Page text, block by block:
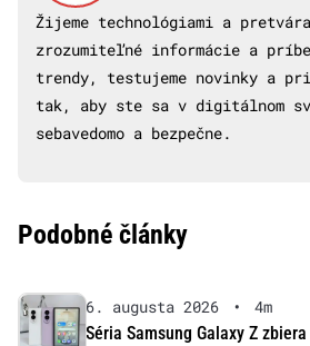
Žijeme technológiami a
zrozumiteľné informácie a
trendy, testujeme novinky a
tak, aby ste sa v digitálnom
sebavedomo a bezpečne.
Podobné články
6. augusta 2026 •
4m
Séria Samsung Galaxy Z